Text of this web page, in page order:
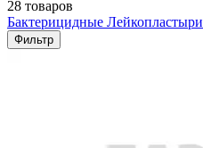
28 товаров
Бактерицидные Лейкопластыри
Фильтр